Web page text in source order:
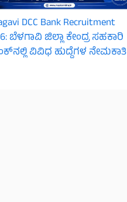
DCC Bank Recruitment
ಬೆಳಗಾವಿ ಜಿಲ್ಲಾ ಕೇಂದ್ರ ಸಹಕಾರಿ
ವಿವಿಧ ಹುದ್ದೆಗಳ ನೇಮಕಾತಿ